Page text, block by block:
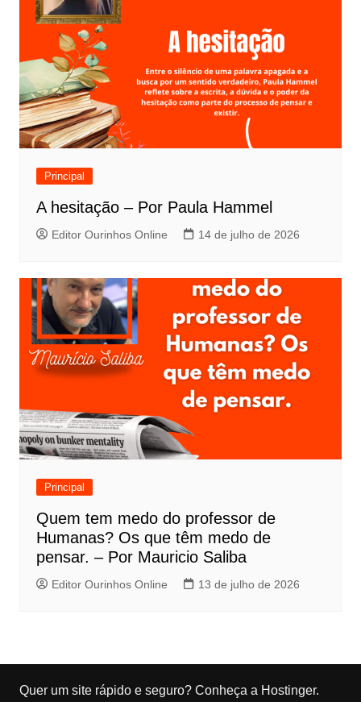
Principal
A hesitação – Por Paula Hammel
Editor Ourinhos Online 14 de julho de 2026
Principal
Quem tem medo do professor de
Humanas? Os que têm medo de
pensar. – Por Mauricio Saliba
Editor Ourinhos Online 13 de julho de 2026
Quer um site rápido e seguro? Conheça a Hostinger.